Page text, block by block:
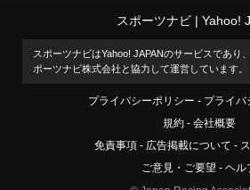
スポーツナビ Yahoo!
スポーツナビはYahoo! JAPANのサービスであり
ポーツナビ株式会社と協力して運営しています。
プライバシーポリシー
プライバ
規約
会社概要
免責事項
広告掲載について
ご意見・ご要望
ヘル